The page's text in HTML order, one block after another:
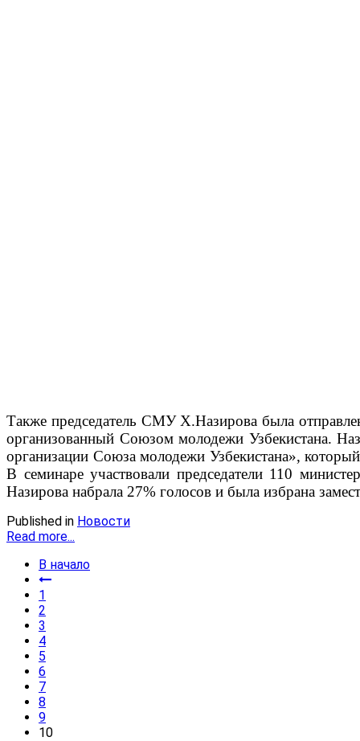
Также председатель СМУ Х.Назирова была
организованный Союзом молодежи Узбекистана.
организации Союза молодежи Узбекистана»,
В семинаре участвовали председатели 110
Назирова набрала 27% голосов и была избрана
Published in Новости
Read more...
В начало
1
2
3
4
5
6
7
8
9
10